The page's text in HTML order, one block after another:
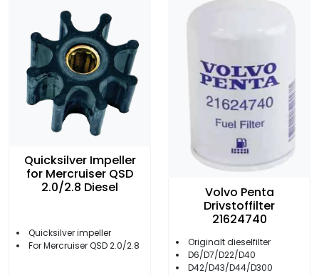
Quicksilver Impeller
for Mercruiser QSD
2.0/2.8 Diesel
Quicksilver impeller
For Mercruiser QSD 2.0/2.8
Volvo Penta
Drivstoffilter
21624740
Originalt dieselfilter
D6/D7/D22/D40
D42/D43/D44/D300